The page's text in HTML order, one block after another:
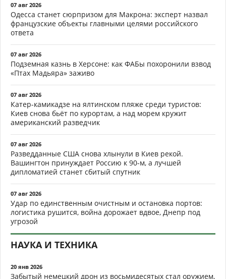
07 авг 2026
Одесса станет сюрпризом для Макрона: эксперт назвал
французские объекты главными целями российского
ответа
07 авг 2026
Подземная казнь в Херсоне: как ФАБы похоронили взвод
«Птах Мадьяра» заживо
07 авг 2026
Катер-камикадзе на ялтинском пляже среди туристов:
Киев снова бьёт по курортам, а над морем кружит
американский разведчик
07 авг 2026
Разведданные США снова хлынули в Киев рекой.
Вашингтон принуждает Россию к 90-м, а лучшей
дипломатией станет сбитый спутник
07 авг 2026
Удар по единственным очистным и остановка портов:
логистика рушится, война дорожает вдвое, Днепр под
угрозой
НАУКА И ТЕХНИКА
20 янв 2026
Забытый немецкий дрон из восьмидесятых стал оружием,